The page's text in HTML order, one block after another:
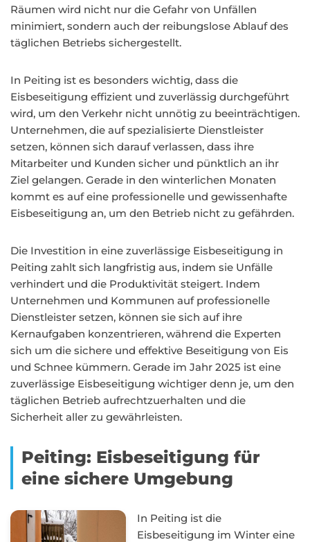
Räumen wird nicht nur die Gefahr von Unfällen
minimiert, sondern auch der reibungslose Ablauf des
täglichen Betriebs sichergestellt.
In Peiting ist es besonders wichtig, dass die
Eisbeseitigung effizient und zuverlässig durchgeführt
wird, um den Verkehr nicht unnötig zu beeinträchtigen.
Unternehmen, die auf spezialisierte Dienstleister
setzen, können sich darauf verlassen, dass ihre
Mitarbeiter und Kunden sicher und pünktlich an ihr
Ziel gelangen. Gerade in den winterlichen Monaten
kommt es auf eine professionelle und gewissenhafte
Eisbeseitigung an, um den Betrieb nicht zu gefährden.
Die Investition in eine zuverlässige Eisbeseitigung in
Peiting zahlt sich langfristig aus, indem sie Unfälle
verhindert und die Produktivität steigert. Indem
Unternehmen und Kommunen auf professionelle
Dienstleister setzen, können sie sich auf ihre
Kernaufgaben konzentrieren, während die Experten
sich um die sichere und effektive Beseitigung von Eis
und Schnee kümmern. Gerade im Jahr 2025 ist eine
zuverlässige Eisbeseitigung wichtiger denn je, um den
täglichen Betrieb aufrechtzuerhalten und die
Sicherheit aller zu gewährleisten.
Peiting: Eisbeseitigung für
eine sichere Umgebung
In Peiting ist die
Eisbeseitigung im Winter eine